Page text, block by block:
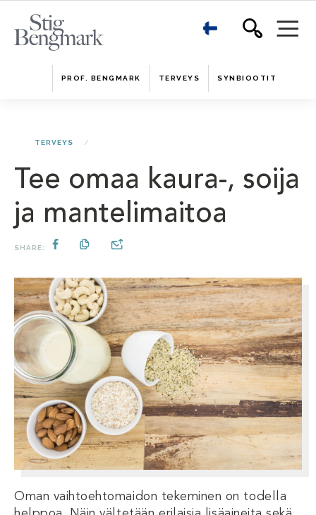
PROF. BENGMARK TERVEYS SYNBIOOTIT
TERVEYS
Tee omaa kaura-, soija
ja mantelimaitoa
SHARE:
Oman vaihtoehtomaidon tekeminen on todella